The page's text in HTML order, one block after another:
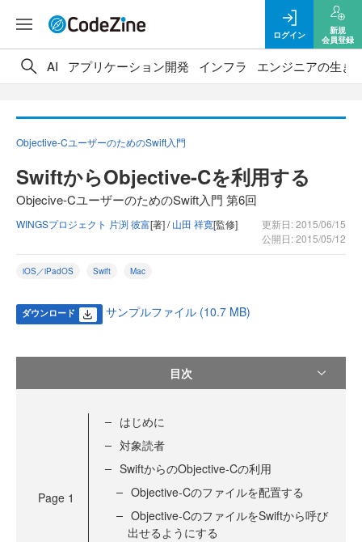
ログイン
新規
会員登録
AI アプリケーション開発 インフラ エンジニアの生き
Objective-CユーザーのためのSwift入門
SwiftからObjective-Cを利用する
Objecive-CユーザーのためのSwift入門 第6回
WINGSプロジェクト 片渕 彼富[著] /山田 祥寛[監修]
更新日: 2015/06/15
公開日: 2015/05/12
iOS／iPadOS Swift Mac
ダウンロード サンプルファイル (10.7 MB)
目次
Page 1
はじめに
対象読者
SwiftからのObjective-Cの利用
Objective-Cのファイルを配置する
Objective-CのファイルをSwiftから呼び
出せるようにする